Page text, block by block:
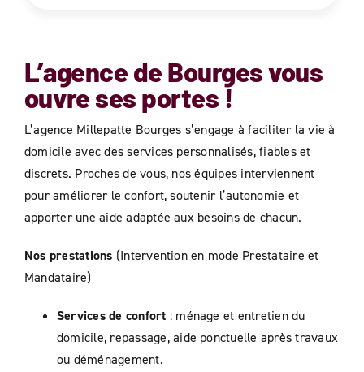
L’agence deBourgesvous
ouvre ses portes !
L’agence Millepatte Bourges s’engage à faciliter la vie à
domicile avec des services personnalisés, fiables et
discrets. Proches de vous, nos équipes interviennent
pour améliorer le confort, soutenir l’autonomie et
apporter une aide adaptée aux besoins de chacun.
Nos prestations (Intervention en mode Prestataire et
Mandataire)
Services de confort : ménage et entretien du
domicile, repassage, aide ponctuelle après travaux
ou déménagement.